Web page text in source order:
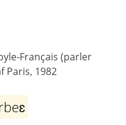
Français (parler
Paris, 1982